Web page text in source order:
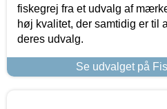
fiskegrej fra et udvalg af
høj kvalitet, der samtidig er til
deres udvalg.
Se udvalget på